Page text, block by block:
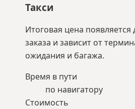
Такси
Итоговая цена
заказа и зависит от
ожидания и багажа.
Время в пути
по навигатору
Стоимость